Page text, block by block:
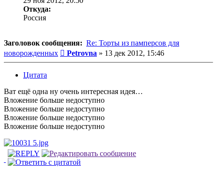
Откуда:
Россия
Заголовок сообщения: Re: Торты из памперсов для
новорожденных
Сообщение
Petrovna » 13 дек 2012, 15:46
Цитата
Ват ещё одна ну очень интересная идея…
Вложение больше недоступно
Вложение больше недоступно
Вложение больше недоступно
Вложение больше недоступно